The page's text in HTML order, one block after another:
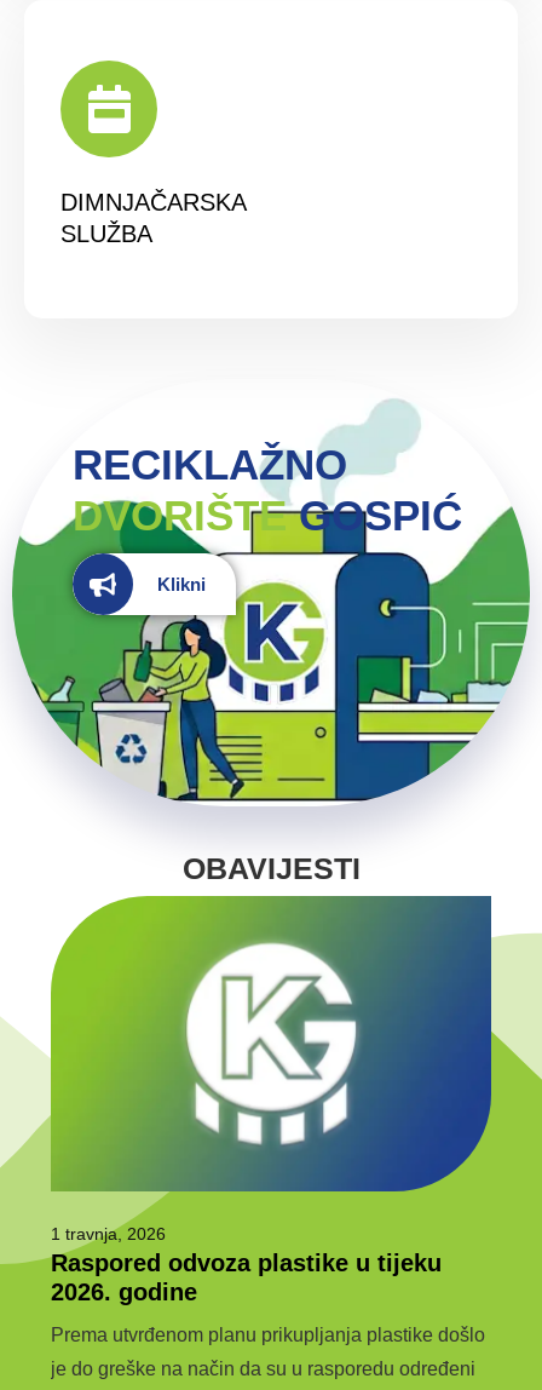
DIMNJAČARSKA
SLUŽBA
RECIKLAŽNO
DVORIŠTE GOSPIĆ
Klikni
OBAVIJESTI
1 travnja, 2026
Raspored odvoza plastike u tijeku
2026. godine
Prema utvrđenom planu prikupljanja plastike došlo
je do greške na način da su u rasporedu određeni